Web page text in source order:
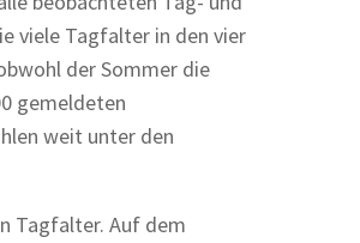
viele Tagfalter in den vier
der Sommer die
gemeldeten
weit unter den
Tagfalter. Auf dem